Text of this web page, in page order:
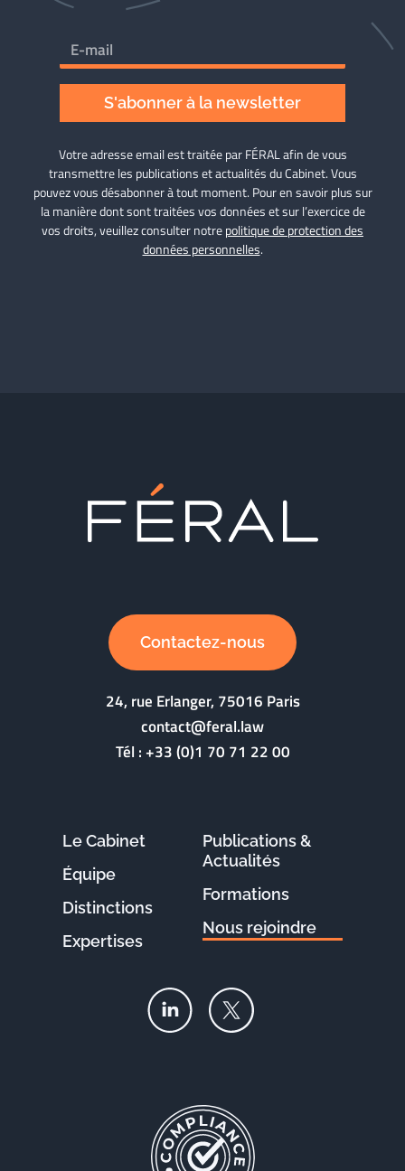
S'abonner à la newsletter
Votre adresse email est traitée par FÉRAL afin de vous
transmettre les publications et actualités du Cabinet. Vous
pouvez vous désabonner à tout moment. Pour en savoir plus sur
la manière dont sont traitées vos données et sur l’exercice de
vos droits, veuillez consulter notrepolitique de protection des
données personnelles.
Contactez-nous
24, rue Erlanger, 75016 Paris
contact@feral.law
Tél :+33 (0)1 70 71 22 00
Le Cabinet
Équipe
Distinctions
Expertises
Publications &
Actualités
Formations
Nous rejoindre